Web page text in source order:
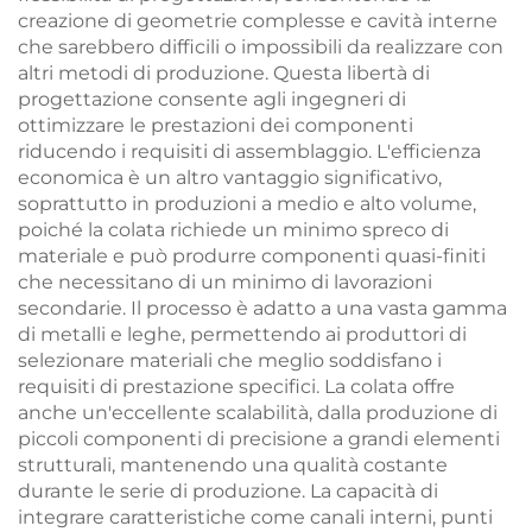
creazione di geometrie complesse e cavità interne
che sarebbero difficili o impossibili da realizzare con
altri metodi di produzione. Questa libertà di
progettazione consente agli ingegneri di
ottimizzare le prestazioni dei componenti
riducendo i requisiti di assemblaggio. L'efficienza
economica è un altro vantaggio significativo,
soprattutto in produzioni a medio e alto volume,
poiché la colata richiede un minimo spreco di
materiale e può produrre componenti quasi-finiti
che necessitano di un minimo di lavorazioni
secondarie. Il processo è adatto a una vasta gamma
di metalli e leghe, permettendo ai produttori di
selezionare materiali che meglio soddisfano i
requisiti di prestazione specifici. La colata offre
anche un'eccellente scalabilità, dalla produzione di
piccoli componenti di precisione a grandi elementi
strutturali, mantenendo una qualità costante
durante le serie di produzione. La capacità di
integrare caratteristiche come canali interni, punti